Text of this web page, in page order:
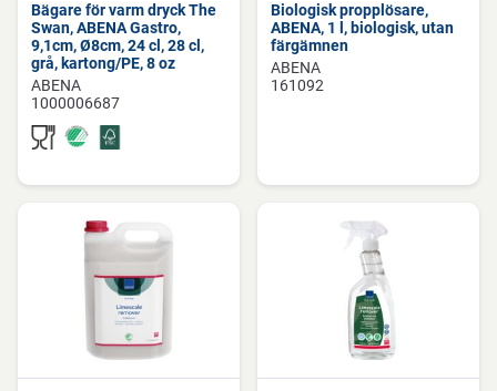
Bägare för varm dryck The
Swan, ABENA Gastro,
9,1cm, Ø8cm, 24 cl, 28 cl,
grå, kartong/PE, 8 oz
ABENA
1000006687
Biologisk propplösare,
ABENA, 1 l, biologisk, utan
färgämnen
ABENA
161092